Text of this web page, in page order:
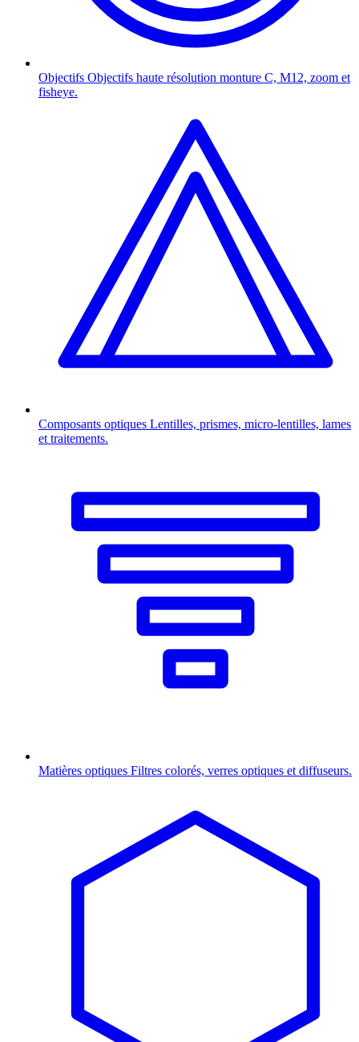
Objectifs Objectifs haute résolution monture C, M12, zoom et
fisheye.
Composants optiques Lentilles, prismes, micro-lentilles, lames
et traitements.
Matières optiques Filtres colorés, verres optiques et diffuseurs.